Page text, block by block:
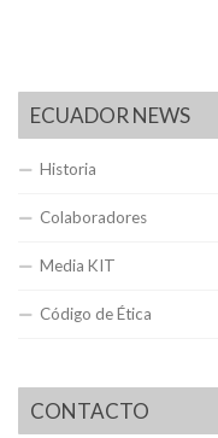
ECUADOR NEWS
Historia
Colaboradores
Media KIT
Código de Ética
CONTACTO